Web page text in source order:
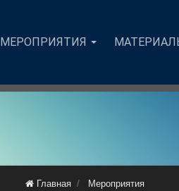
МЕРОПРИЯТИЯ
Главная
Мероприятия